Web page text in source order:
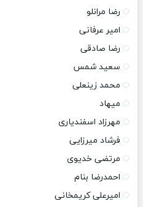
رضا مرانلو
امیر عرفانی
رضا صادقی
سعید شمس
محمد زینعلی
میهاد
مهرزاد اسفندیاری
فرشاد میرزایی
مرتضی خدیوی
احمدرضا بنام
امیرعلی کریمخانی